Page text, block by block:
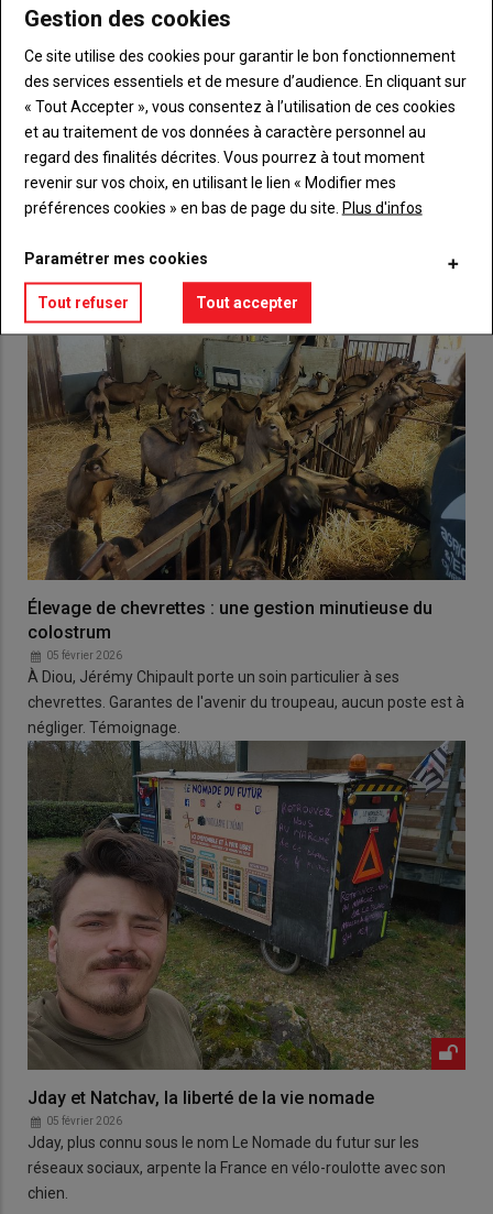
BodyChoisissez votre formule et créez votre
compte pour accéder à tout {nom-site}.
Lien Créez un compte
VOUS AIMEREZ AUSSI
Élevage de chevrettes : une gestion minutieuse du
colostrum
05 février 2026
À Diou, Jérémy Chipault porte un soin particulier à ses
chevrettes. Garantes de l'avenir du troupeau, aucun poste est à
négliger. Témoignage.
Jday et Natchav, la liberté de la vie nomade
05 février 2026
Jday, plus connu sous le nom Le Nomade du futur sur les
réseaux sociaux, arpente la France en vélo-roulotte avec son
chien.
Gestion des cookies
Ce site utilise des cookies pour garantir le bon fonctionnement
des services essentiels et de mesure d’audience. En cliquant sur
« Tout Accepter », vous consentez à l’utilisation de ces cookies
et au traitement de vos données à caractère personnel au
regard des finalités décrites. Vous pourrez à tout moment
revenir sur vos choix, en utilisant le lien « Modifier mes
préférences cookies » en bas de page du site. Plus d'infos
Paramétrer mes cookies
Tout refuser Tout accepter